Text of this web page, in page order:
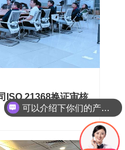
ISO 21368换证审核
可以介绍下你们的产品么？